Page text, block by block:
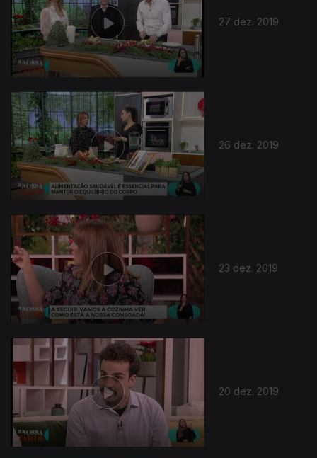
27 dez. 2019
26 dez. 2019
23 dez. 2019
20 dez. 2019